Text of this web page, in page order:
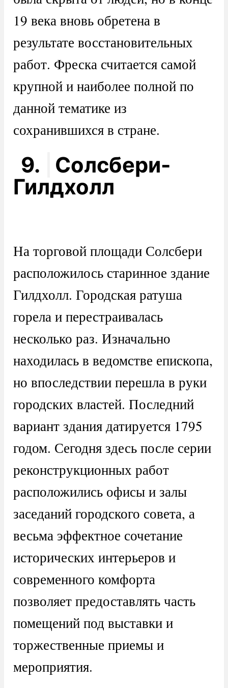
19 века вновь обретена в
результате восстановительных
работ. Фреска считается самой
крупной и наиболее полной по
данной тематике из
сохранившихся в стране.
9.
Солсбери-
Гилдхолл
На торговой площади Солсбери
расположилось старинное здание
Гилдхолл. Городская ратуша
горела и перестраивалась
несколько раз. Изначально
находилась в ведомстве епископа,
но впоследствии перешла в руки
городских властей. Последний
вариант здания датируется 1795
годом. Сегодня здесь после серии
реконструкционных работ
расположились офисы и залы
заседаний городского совета, а
весьма эффектное сочетание
исторических интерьеров и
современного комфорта
позволяет предоставлять часть
помещений под выставки и
торжественные приемы и
мероприятия.